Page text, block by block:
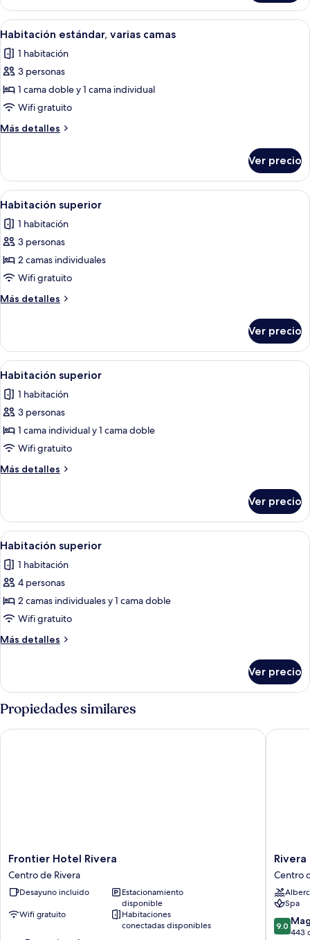
estándar,
varias
camas
Abrir
todas
las
fotos
de
Habitación
estándar,
varias
Habitación de hotel con dos camas,
1
Habitación estándar, varias camas
1 habitación
3 personas
1 cama doble y 1 cama individual
Wifi gratuito
Más detalles
Más
estándar,
varias
camas
Ver precio
Abrir
todas
las
fotos
de
Habitación
superior
Habitación de hotel con dos camas,
1
Habitación superior
1 habitación
3 personas
2 camas individuales
Wifi gratuito
Más detalles
Más
superior
Ver precio
Abrir
todas
las
fotos
de
Habitación
superior
Habitación doble con dos camas,
1
Habitación superior
1 habitación
3 personas
1 cama individual y 1 cama doble
Wifi gratuito
Más detalles
Más
superior
Ver precio
Abrir
todas
las
fotos
de
Habitación
superior
Habitación de hotel con dos camas,
1
Habitación superior
1 habitación
4 personas
2 camas individuales y 1 cama doble
Wifi gratuito
Más detalles
Más
superior
Ver precio
Propiedades similares
Frontier
Hotel
Rivera
Centro
Rivera
Frontier Hotel Rivera
Centro de Rivera
Desayuno incluido
Estacionamiento
disponible
Wifi gratuito
Habitaciones
conectadas disponibles
Frontier Hotel Rivera
Rivera
Casino
&
Resort
Centro
de
Rivera
Rivera
Centro
Spa
9.0
de
9.0
443
Rivera